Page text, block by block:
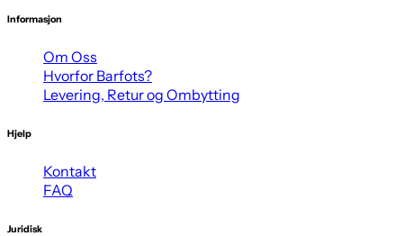
Informasjon
Om Oss
Hvorfor Barfots?
Levering, Retur og Ombytting
Hjelp
Kontakt
FAQ
Juridisk